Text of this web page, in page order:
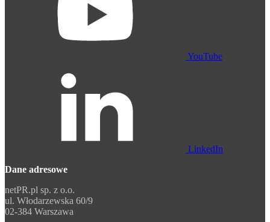
YouTube
LinkedIn
Dane adresowe
netPR.pl sp. z o.o.
ul. Włodarzewska 60/9
02-384 Warszawa